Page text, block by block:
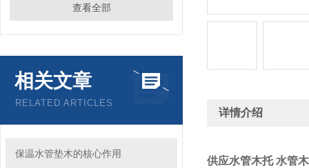
查看全部
相关文章
RELATED ARTICLES
保温水管垫木的核心作用
详情介绍
供应水管木托 水管